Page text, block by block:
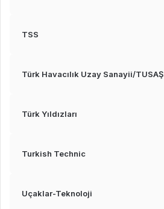
TSS
Türk Havacılık Uzay Sanayii/TUSAŞ
Türk Yıldızları
Turkish Technic
Uçaklar-Teknoloji